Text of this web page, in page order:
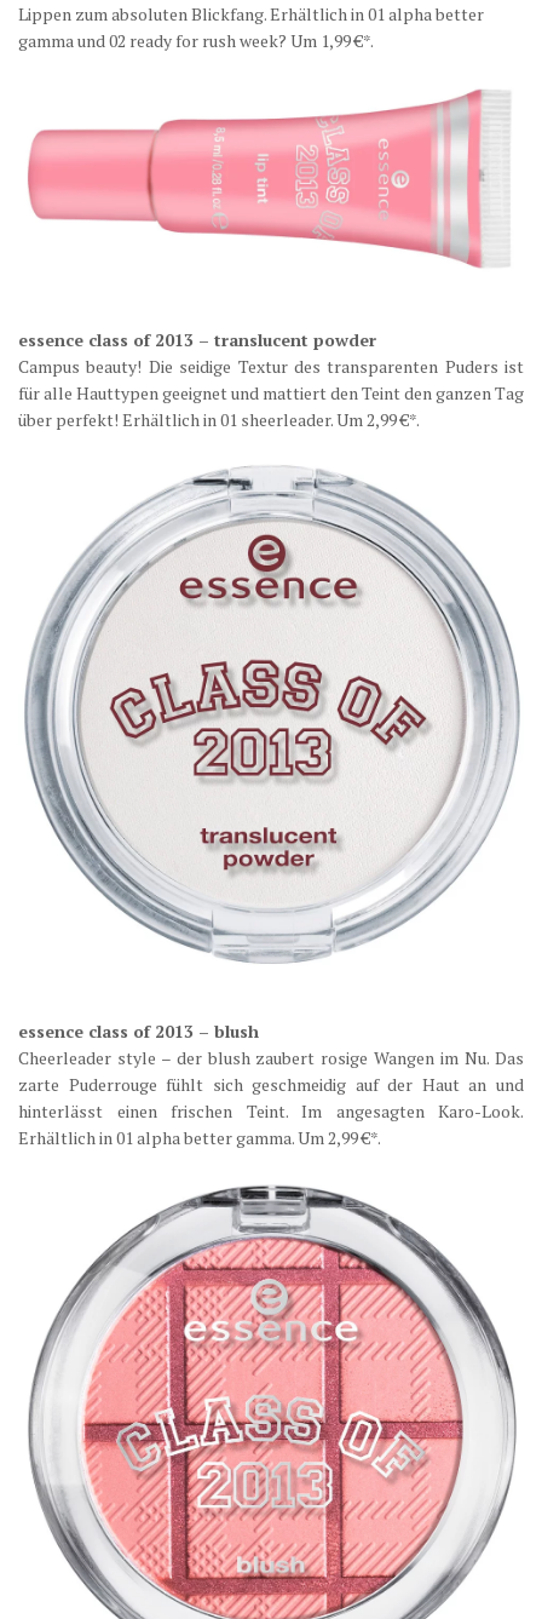
Lippen zum absoluten Blickfang. Erhältlich in 01 alpha better
gamma und 02 ready for rush week? Um 1,99 €*.
essence class of 2013 – translucent powder
Campus beauty! Die seidige Textur des transparenten Puders ist
für alle Hauttypen geeignet und mattiert den Teint den ganzen Tag
über perfekt! Erhältlich in 01 sheerleader. Um 2,99 €*.
essence class of 2013 – blush
Cheerleader style – der blush zaubert rosige Wangen im Nu. Das
zarte Puderrouge fühlt sich geschmeidig auf der Haut an und
hinterlässt einen frischen Teint. Im angesagten Karo-Look.
Erhältlich in 01 alpha better gamma. Um 2,99 €*.